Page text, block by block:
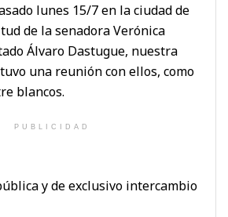
lunes 15/7 en la ciudad de
de la senadora Verónica
Álvaro Dastugue, nuestra
una reunión con ellos, como
blancos.
PUBLICIDAD
y de exclusivo intercambio